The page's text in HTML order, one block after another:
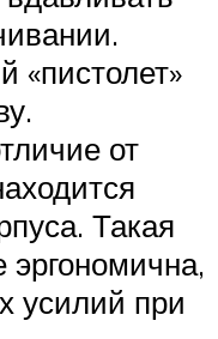
«пистолет»
от
Такая
эргономична,
усилий при